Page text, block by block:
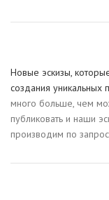
Новые эскизы,
создания уникальных
много больше, чем
публиковать и наши
производим по